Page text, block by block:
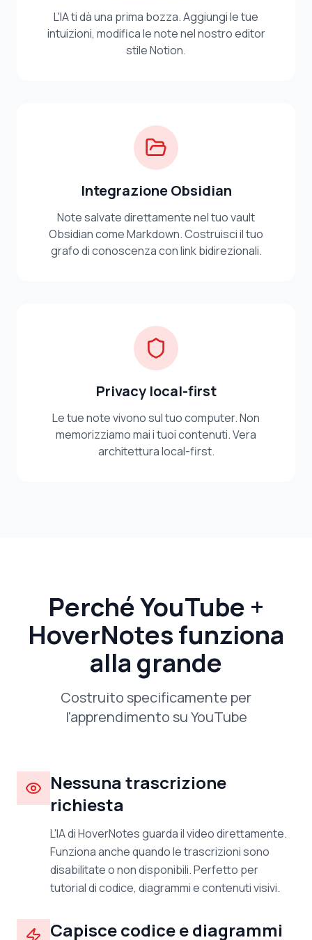
L'IA ti dà una prima bozza. Aggiungi le tue
intuizioni, modifica le note nel nostro editor
stile Notion.
Integrazione Obsidian
Note salvate direttamente nel tuo vault
Obsidian come Markdown. Costruisci il tuo
grafo di conoscenza con link bidirezionali.
Privacy local-first
Le tue note vivono sul tuo computer. Non
memorizziamo mai i tuoi contenuti. Vera
architettura local-first.
Perché YouTube +
HoverNotes funziona
alla grande
Costruito specificamente per
l'apprendimento su YouTube
Nessuna trascrizione
richiesta
L'IA di HoverNotes guarda il video direttamente.
Funziona anche quando le trascrizioni sono
disabilitate o non disponibili. Perfetto per
tutorial di codice, diagrammi e contenuti visivi.
Capisce codice e diagrammi